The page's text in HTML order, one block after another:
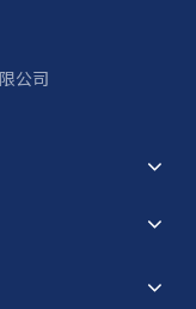
公司